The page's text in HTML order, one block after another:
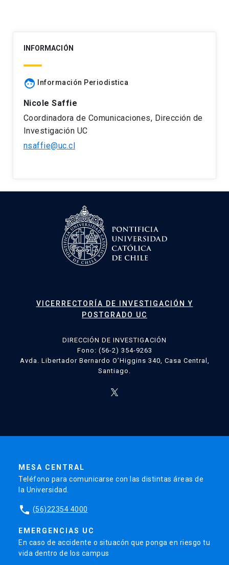
INFORMACIÓN
face Información Periodistica
Nicole Saffie
Coordinadora de Comunicaciones, Dirección de
Investigación UC
nsaffie@uc.cl
VICERRECTORÍA DE INVESTIGACIÓN Y
POSTGRADO UC
DIRECCIÓN DE INVESTIGACIÓN
Fono: (56-2) 354-9263
Avda. Libertador Bernardo O’Higgins 340, Casa Central,
Santiago.
MESA CENTRAL
Teléfono para comunicarse con las distintas áreas de
la Universidad.
phone (56)22354 4000
EMERGENCIAS UC
En caso de accidente o situacón que ponga en riesgo tu
vida dentro de los campus